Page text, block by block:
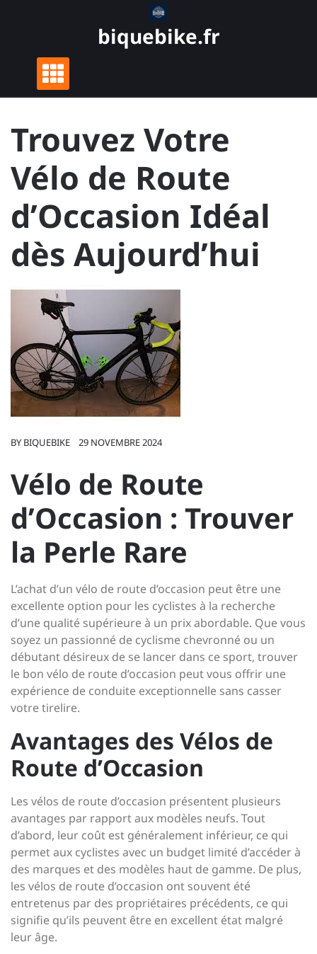
biquebike.fr
Trouvez Votre
Vélo de Route
d’Occasion Idéal
dès Aujourd’hui
BY BIQUEBIKE 29 NOVEMBRE 2024
Vélo de Route
d’Occasion : Trouver
la Perle Rare
L’achat d’un vélo de route d’occasion peut être une
excellente option pour les cyclistes à la recherche
d’une qualité supérieure à un prix abordable. Que vous
soyez un passionné de cyclisme chevronné ou un
débutant désireux de se lancer dans ce sport, trouver
le bon vélo de route d’occasion peut vous offrir une
expérience de conduite exceptionnelle sans casser
votre tirelire.
Avantages des Vélos de
Route d’Occasion
Les vélos de route d’occasion présentent plusieurs
avantages par rapport aux modèles neufs. Tout
d’abord, leur coût est généralement inférieur, ce qui
permet aux cyclistes avec un budget limité d’accéder à
des marques et des modèles haut de gamme. De plus,
les vélos de route d’occasion ont souvent été
entretenus par des propriétaires précédents, ce qui
signifie qu’ils peuvent être en excellent état malgré
leur âge.